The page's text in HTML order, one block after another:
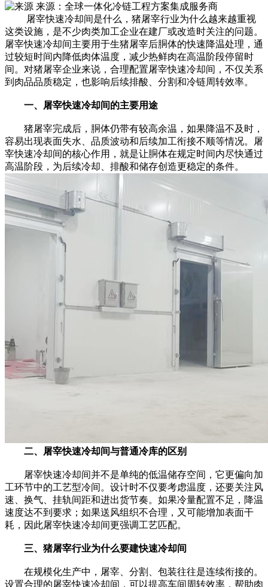
来源：全球一体化冷链工程方案集成服务商
屠宰快速冷却间是什么，猪屠宰行业为什么越来越重视
这类设施，是不少肉类加工企业在建厂或改造时关注的问题。
屠宰快速冷却间主要用于生猪屠宰后胴体的快速降温处理，通
过较短时间内降低肉体温度，减少热鲜肉在高温阶段停留时
间。对猪屠宰企业来说，合理配置屠宰快速冷却间，不仅关系
到肉品品质稳定，也影响后续排酸、分割和冷链周转效率。
一、屠宰快速冷却间的主要用途
猪屠宰完成后，胴体仍带有较高余温，如果降温不及时，
容易出现表面失水、品质波动和后续加工衔接不顺等情况。屠
宰快速冷却间的核心作用，就是让胴体在规定时间内尽快通过
高温阶段，为后续冷却、排酸和储存创造更稳定的条件。
二、屠宰快速冷却间与普通冷库的区别
屠宰快速冷却间并不是单纯的低温储存空间，它更偏向加
工环节中的工艺型冷间。设计时不仅要考虑温度，还要关注风
速、换气、挂轨间距和进出货节奏。如果冷量配置不足，降温
速度达不到要求；如果送风组织不合理，又可能增加表面干
耗，因此屠宰快速冷却间更强调工艺匹配。
三、猪屠宰行业为什么要建快速冷却间
在规模化生产中，屠宰、分割、包装往往是连续衔接的。
设置合理的屠宰快速冷却间，可以提高车间周转效率，帮助肉